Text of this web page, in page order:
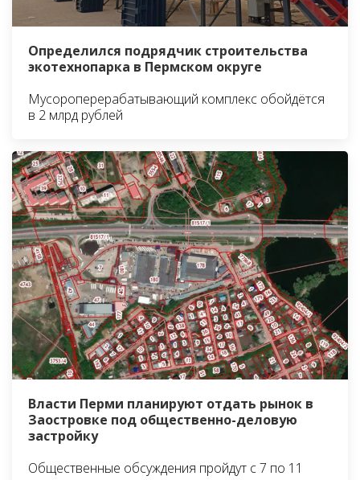
Определился подрядчик строительства
экотехнопарка в Пермском округе
Мусороперерабатывающий комплекс обойдётся
в 2 млрд рублей
Власти Перми планируют отдать рынок в
Заостровке под общественно-деловую
застройку
Общественные обсуждения пройдут с 7 по 11